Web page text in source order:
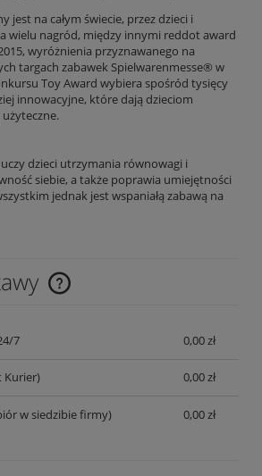
jest na całym świecie, przez dzieci i
wielu nagród, między innymi reddot award
wyróżnienia przyznawanego na
targach zabawek Spielwarenmesse® w
Toy Award wybiera spośród tysięcy
innowacyjne, które dają dzieciom
uczy dzieci utrzymania równowagi i
siebie, a także poprawia umiejętności
jednak jest wspaniałą zabawą na
kosztów płatności
7 0,00 zł
0,00 zł
w siedzibie firmy) 0,00 zł